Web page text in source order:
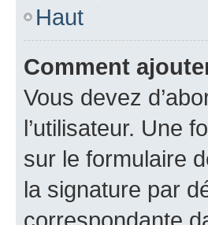
Haut
Comment
Vous devez
l’utilisateur. Une
sur le formulaire
la signature par
correspondante